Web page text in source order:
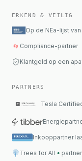
ERKEND & VEILIG
Op de NEa-lijst
Compliance-partner
Klantgeld op een
PARTNERS
Tesla
Inkooppartner
Trees for All • partner